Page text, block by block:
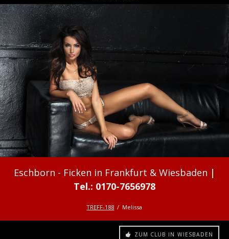
Ficken in Frankfurt & Wiesbaden
TREFF-188 Melissa
ZUM CLUB IN WIESBADEN